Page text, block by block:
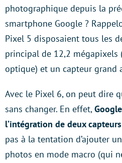
photographique depuis la
smartphone Google ?
Pixel 5 disposaient tous les
principal de 12,2 mégapixels
optique) et un capteur grand
Avec le Pixel 6, on peut dire
sans changer. En effet,
l’intégration de deux
pas à la tentation d’ajouter
photos en mode macro (qui